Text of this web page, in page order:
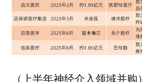
（上半年神经介入领域并购）